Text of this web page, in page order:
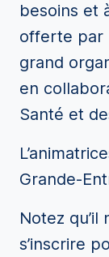
besoins et
offerte par
grand
en
Santé et
Grande-
Notez qu’il
s’inscrire